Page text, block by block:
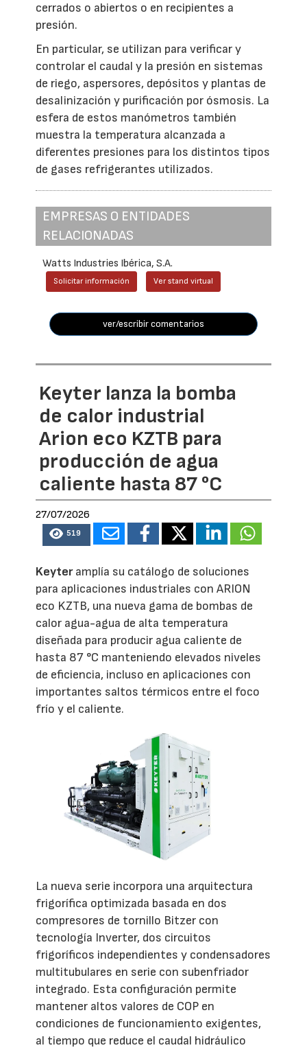
cerrados o abiertos o en recipientes a
presión.
En particular, se utilizan para verificar y
controlar el caudal y la presión en sistemas
de riego, aspersores, depósitos y plantas de
desalinización y purificación por ósmosis. La
esfera de estos manómetros también
muestra la temperatura alcanzada a
diferentes presiones para los distintos tipos
de gases refrigerantes utilizados.
EMPRESAS O ENTIDADES
RELACIONADAS
Watts Industries Ibérica, S.A.
Solicitar información Ver stand virtual
ver/escribir comentarios
Keyter lanza la bomba
de calor industrial
Arion eco KZTB para
producción de agua
caliente hasta 87 °C
27/07/2026
519
Keyteramplía su catálogo de soluciones
para aplicaciones industriales con ARION
eco KZTB, una nueva gama de bombas de
calor agua-agua de alta temperatura
diseñada para producir agua caliente de
hasta 87 °C manteniendo elevados niveles
de eficiencia, incluso en aplicaciones con
importantes saltos térmicos entre el foco
frío y el caliente.
La nueva serie incorpora una arquitectura
frigorífica optimizada basada en dos
compresores de tornillo Bitzer con
tecnología Inverter, dos circuitos
frigoríficos independientes y condensadores
multitubulares en serie con subenfriador
integrado. Esta configuración permite
mantener altos valores de COP en
condiciones de funcionamiento exigentes,
al tiempo que reduce el caudal hidráulico